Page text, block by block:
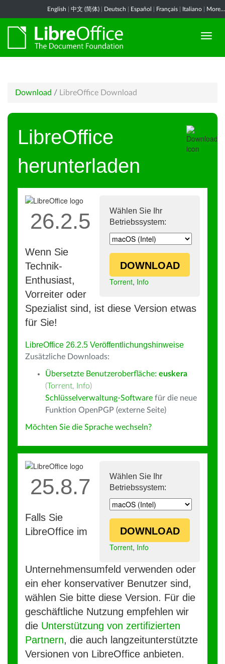
English 中文 (简体) Deutsch Español Français Italiano More...
Download / LibreOffice Download
LibreOffice
herunterladen
Wählen Sie Ihr
Betriebssystem:
DOWNLOAD
Torrent, Info
26.2.5
Wenn Sie
Technik-
Enthusiast,
Vorreiter oder
Spezialist sind, ist diese Version etwas
für Sie!
LibreOffice 26.2.5 Veröffentlichungshinweise
Zusätzliche Downloads:
Übersetzte Benutzeroberfläche: euskera
(Torrent, Info)
Schlüsselverwaltung-Software für die neue
Funktion OpenPGP (externe Seite)
Möchten Sie die Sprache wechseln?
Wählen Sie Ihr
Betriebssystem:
DOWNLOAD
Torrent, Info
25.8.7
Falls Sie
LibreOffice im
Unternehmensumfeld verwenden oder
ein eher konservativer Benutzer sind,
wählen Sie bitte diese Version. Für die
geschäftliche Nutzung empfehlen wir
die Unterstützung von zertifizierten
Partnern, die auch langzeitunterstützte
Versionen von LibreOffice anbieten.